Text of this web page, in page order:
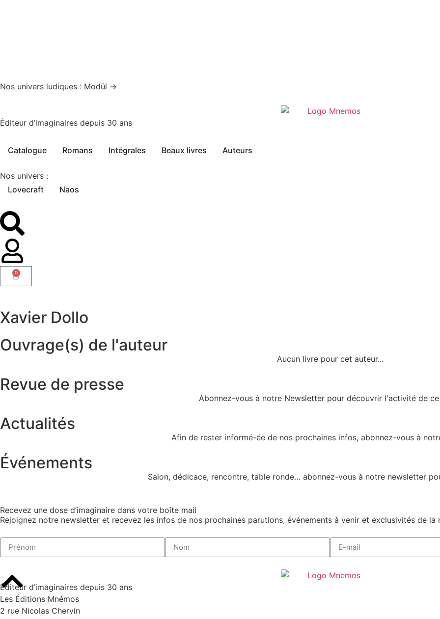
Nos univers ludiques : Modül →
Éditeur d’imaginaires depuis 30 ans
Catalogue Romans Intégrales Beaux livres Auteurs
Nos univers :
Lovecraft
Naos
0
Xavier Dollo
Ouvrage(s) de l'auteur
Aucun livre pour cet auteur...
Revue de presse
Abonnez-vous à notre Newsletter pour découvrir l'activité de
Actualités
Afin de rester informé-ée de nos prochaines infos, abonnez-vous à
Événements
Salon, dédicace, rencontre, table ronde… abonnez-vous à notre newsletter
Recevez une dose d’imaginaire dans votre boîte mail
Rejoignez notre newsletter et recevez les infos de nos prochaines parutions, événements à venir et exclusivités de la
Éditeur d’imaginaires depuis 30 ans
Les Éditions Mnémos
2 rue Nicolas Chervin